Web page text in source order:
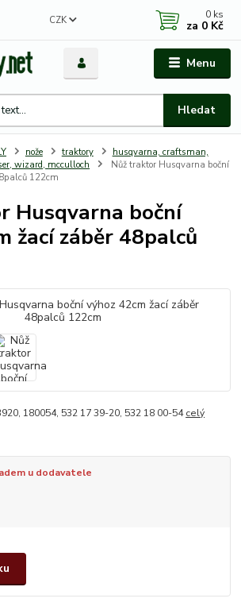
Menu
CZK
Hledat
0 ks
za 0 Kč
nože traktory
husqvarna, craftsman,
wizard, mcculloch
Nůž traktor Husqvarna boční
122cm
Husqvarna boční
žací záběr 48palců
180054, 532 17 39-20, 532 18 00-54celý
u dodavatele